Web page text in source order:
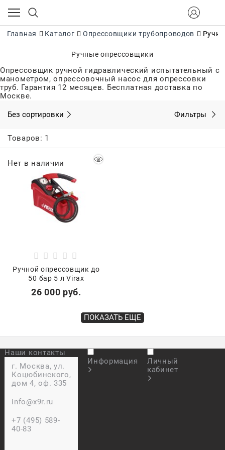
Главная Каталог Опрессовщики трубопроводов
Ручные опрессовщики
Опрессовщик ручной гидравлический испытательный с
манометром, опрессовочный насос для опрессовки
труб. Гарантия 12 месяцев. Бесплатная доставка по
Москве.
Без сортировки Фильтры
Товаров: 1
Нет в наличии
Ручной опрессовщик до
50 бар 5 л Virax
26 000 руб.
ПОКАЗАТЬ ЕЩЕ
Наши контакты
г. Москва, ул.
Коцюбинского,
дом 4, оф. 335
info@x9r.ru
+7 (495) 589-
40-83
Информация
Личный
кабинет